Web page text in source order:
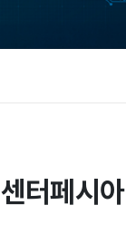
센터페시아